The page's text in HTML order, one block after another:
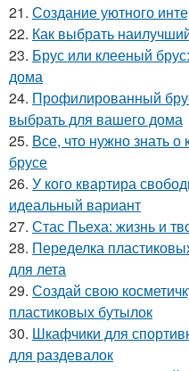
21. Создание уютного
22. Как выбрать
23. Брус или клееный
дома
24. Профилированный
выбрать для вашего дома
25. Все, что нужно знать
брусе
26. У кого квартира
идеальный вариант
27. Стас Пьеха: жизнь и
28. Переделка
для лета
29. Создай свою
пластиковых бутылок
30. Шкафчики для
для раздевалок